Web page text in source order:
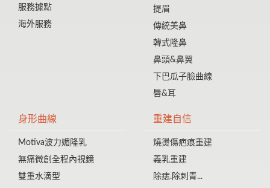
服務據點
海外服務
提眉
傳統美鼻
韓式隆鼻
鼻頭&鼻翼
下巴瓜子臉曲線
唇&耳
身形曲線
Motiva波力媚隆乳
無痛微創全程內視鏡
雙重水滴型
重建自信
燒燙傷疤痕重建
義乳重建
除痣.除刺青...